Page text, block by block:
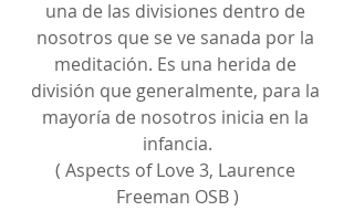
una de las divisiones dentro de
nosotros que se ve sanada por la
meditación. Es una herida de
división que generalmente, para la
mayoría de nosotros inicia en la
infancia.
( Aspects of Love 3, Laurence
Freeman OSB )